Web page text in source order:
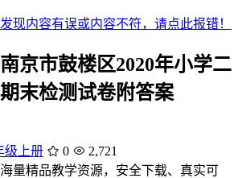
现内容有误或内容不符，请点此报错！
京市鼓楼区2020年小学二
末检测试卷附答案
级上册 0
2,721
海量精品教学资源，安全下载、真实可